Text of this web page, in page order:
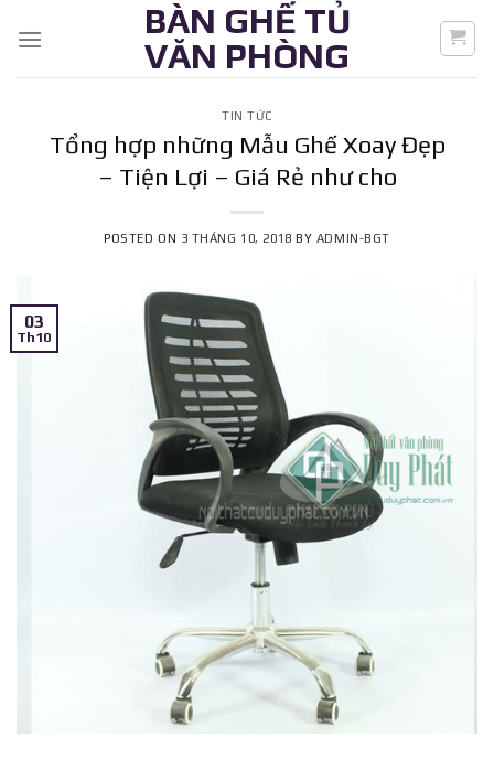
BÀN GHẾ TỦ
VĂN PHÒNG
TIN TỨC
Tổng hợp những Mẫu Ghế Xoay Đẹp
– Tiện Lợi – Giá Rẻ như cho
POSTED ON 3 THÁNG 10, 2018 BY ADMIN-BGT
03
Th10